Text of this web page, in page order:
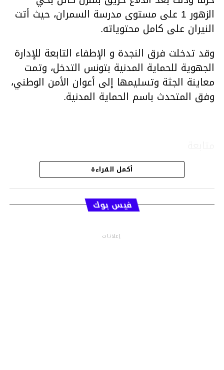
الزهور 1 على مستوى مدرسة السمران، حيث أتت
النيران على كامل محتوياته.
وقد تدخلت فرق النجدة و الإطفاء التابعة للإدارة
الجهوية للحماية المدنية بتونس التدخل، وتمت
معاينة الجثة وتسليمها إلى أعوان الأمن الوطني،
وفق المتحدث باسم الحماية المدنية.
قسم الاخبار
أكمل القراءة
فيس بوك
إعلانات